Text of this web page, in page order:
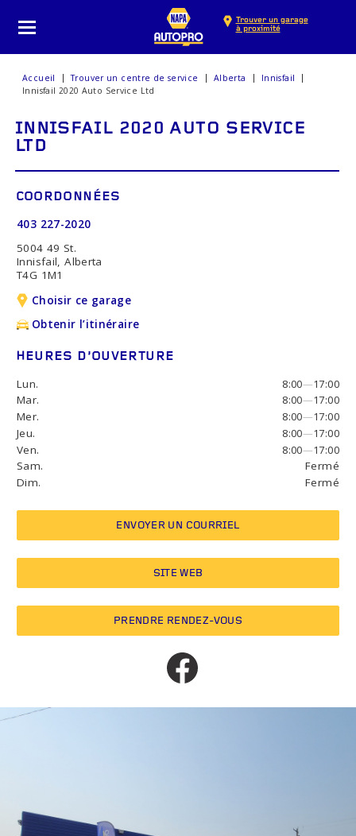
Trouver un garage
à proximité
Accueil Trouver un centre de service Alberta
Innisfail
Innisfail 2020 Auto Service Ltd
INNISFAIL 2020 AUTO SERVICE
LTD
COORDONNÉES
403 227-2020
5004 49 St.
Innisfail, Alberta
T4G 1M1
Choisir ce garage
Obtenir l’itinéraire
HEURES D’OUVERTURE
Lun. 8:00—17:00
Mar.
8:00—17:00
Mer.
8:00—17:00
Jeu.
8:00—17:00
Ven.
8:00—17:00
Sam.
Fermé
Dim.
Fermé
ENVOYER UN COURRIEL
SITE WEB
PRENDRE RENDEZ-VOUS